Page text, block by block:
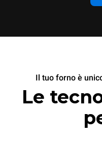
Il tuo forno è
Le